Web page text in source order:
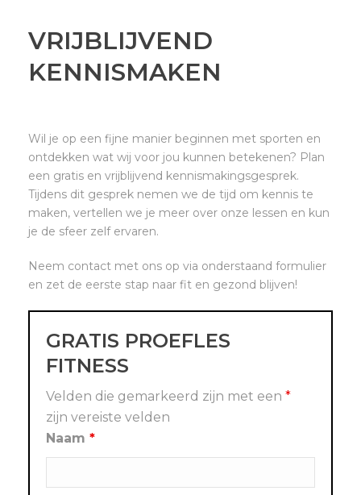
VRIJBLIJVEND
KENNISMAKEN
Wil je op een fijne manier beginnen met sporten en
ontdekken wat wij voor jou kunnen betekenen? Plan
een gratis en vrijblijvend kennismakingsgesprek.
Tijdens dit gesprek nemen we de tijd om kennis te
maken, vertellen we je meer over onze lessen en kun
je de sfeer zelf ervaren.
Neem contact met ons op via onderstaand formulier
en zet de eerste stap naar fit en gezond blijven!
GRATIS PROEFLES
FITNESS
Velden die gemarkeerd zijn met een *
zijn vereiste velden
Naam *